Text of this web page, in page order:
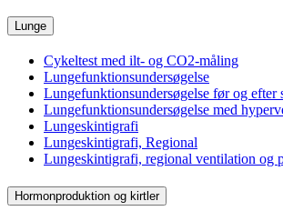
Lunge
Cykeltest med ilt- og CO2-måling
Lungefunktionsundersøgelse
Lungefunktionsundersøgelse før og efter
Lungefunktionsundersøgelse med
Lungeskintigrafi
Lungeskintigrafi, Regional
Lungeskintigrafi, regional ventilation og
Hormonproduktion og kirtler